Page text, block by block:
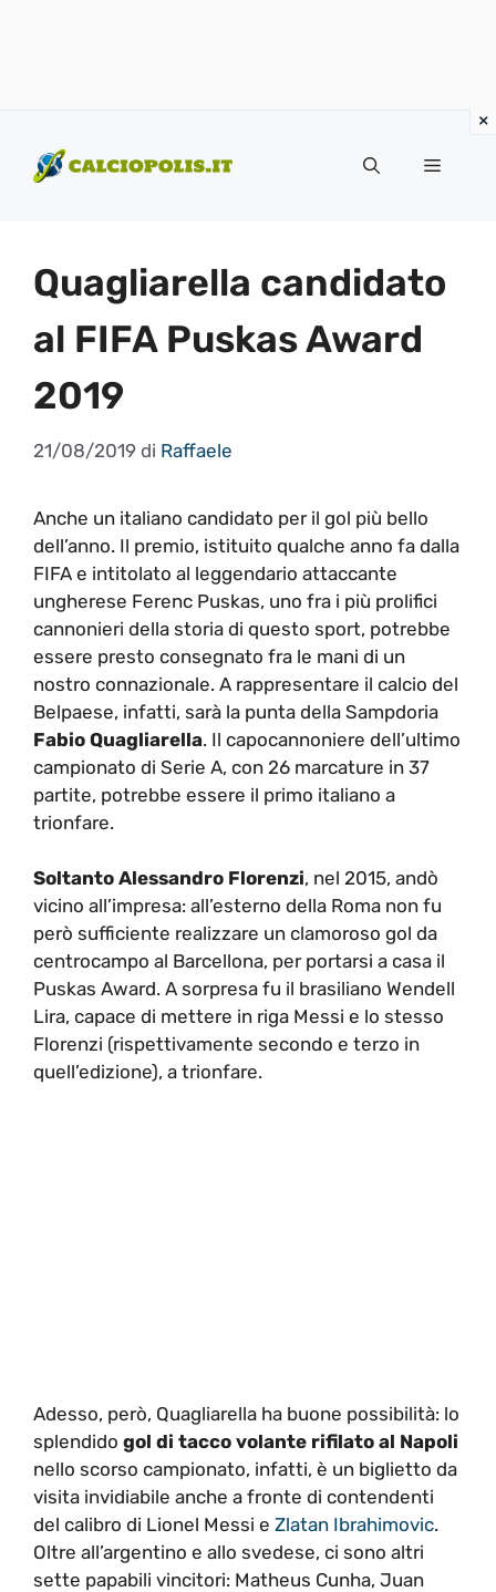
contenuto
Menu
Quagliarella candidato
al FIFA Puskas Award
2019
21/08/2019 di Raffaele
Anche un italiano candidato per il gol più bello
dell’anno. Il premio, istituito qualche anno fa dalla
FIFA e intitolato al leggendario attaccante
ungherese Ferenc Puskas, uno fra i più prolifici
cannonieri della storia di questo sport, potrebbe
essere presto consegnato fra le mani di un
nostro connazionale. A rappresentare il calcio del
Belpaese, infatti, sarà la punta della Sampdoria
Fabio Quagliarella. Il capocannoniere dell’ultimo
campionato di Serie A, con 26 marcature in 37
partite, potrebbe essere il primo italiano a
trionfare.
Soltanto Alessandro Florenzi, nel 2015, andò
vicino all’impresa: all’esterno della Roma non fu
però sufficiente realizzare un clamoroso gol da
centrocampo al Barcellona, per portarsi a casa il
Puskas Award. A sorpresa fu il brasiliano Wendell
Lira, capace di mettere in riga Messi e lo stesso
Florenzi (rispettivamente secondo e terzo in
quell’edizione), a trionfare.
Adesso, però, Quagliarella ha buone possibilità: lo
splendido gol di tacco volante rifilato al Napoli
nello scorso campionato, infatti, è un biglietto da
visita invidiabile anche a fronte di contendenti
del calibro di Lionel Messi e Zlatan Ibrahimovic.
Oltre all’argentino e allo svedese, ci sono altri
sette papabili vincitori: Matheus Cunha, Juan